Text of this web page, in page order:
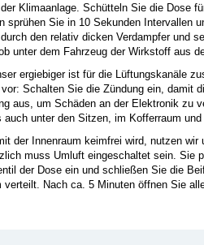
Klimaanlage. Schütteln Sie die Dose
sprühen Sie in 10 Sekunden Intervallen
den relativ dicken Verdampfer und
unter dem Fahrzeug der Wirkstoff aus
ergiebiger ist für die Lüftungskanäle
Schalten Sie die Zündung ein, damit
aus, um Schäden an der Elektronik zu
auch unter den Sitzen, im Kofferraum
der Innenraum keimfrei wird, nutzen
muss Umluft eingeschaltet sein. Sie
der Dose ein und schließen Sie die
verteilt. Nach ca. 5 Minuten öffnen Sie